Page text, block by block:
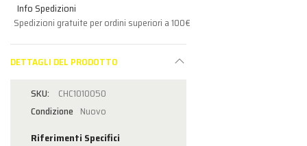
Info Spedizioni
Spedizioni gratuite per ordini superiori a 100€
DETTAGLI DEL PRODOTTO
CHC1010050
Condizione Nuovo
Riferimenti Specifici